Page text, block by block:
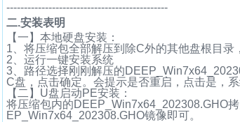
----------------------------------------------
二.安装表明
【一】本地硬盘安装：
1、将压缩包全部解压到除C外的其他盘根目录
2、运行一键安装系统
3、路径选择刚刚解压的
C盘，点击确定。会提示是否重启，点击是，系
【二】U盘启动PE安装：
将压缩包内的DEEP_Win7x64_202308.GHO
EP_Win7x64_202308.GHO镜像即可。